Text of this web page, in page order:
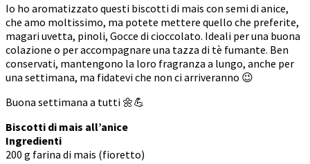
Io ho aromatizzato questi biscotti di mais con semi di anice,
che amo moltissimo, ma potete mettere quello che preferite,
magari uvetta, pinoli, Gocce di cioccolato. Ideali per una buona
colazione o per accompagnare una tazza di tè fumante. Ben
conservati, mantengono la loro fragranza a lungo, anche per
una settimana, ma fidatevi che non ci arriveranno 😉
Buona settimana a tutti 🌼💪
Biscotti di mais all’anice
Ingredienti
200 g farina di mais (fioretto)